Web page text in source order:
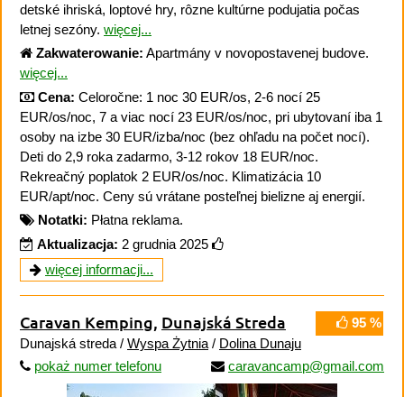
detské ihriská, loptové hry, rôzne kultúrne podujatia počas
letnej sezóny. więcej...
Zakwaterowanie: Apartmány v novopostavenej budove.
więcej...
Cena: Celoročne: 1 noc 30 EUR/os, 2-6 nocí 25
EUR/os/noc, 7 a viac nocí 23 EUR/os/noc, pri ubytovaní iba 1
osoby na izbe 30 EUR/izba/noc (bez ohľadu na počet nocí).
Deti do 2,9 roka zadarmo, 3-12 rokov 18 EUR/noc.
Rekreačný poplatok 2 EUR/os/noc. Klimatizácia 10
EUR/apt/noc. Ceny sú vrátane posteľnej bielizne aj energií.
Notatki: Płatna reklama.
Aktualizacja: 2 grudnia 2025
więcej informacji...
95 %
Caravan Kemping, Dunajská Streda
Dunajská streda / Wyspa Żytnia / Dolina Dunaju
pokaż numer telefonu
caravancamp@gmail.com